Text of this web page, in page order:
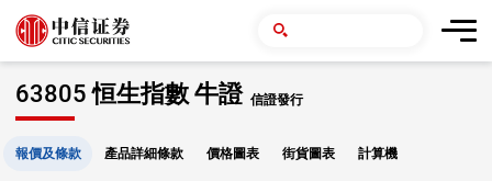
63805 恒生指數 牛證 信證發行
報價及條款 產品詳細條款 價格圖表 街貨圖表 計算機